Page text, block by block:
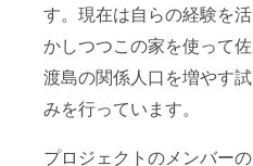
す。現在は自らの経験を活
かしつつこの家を使って佐
渡島の関係人口を増やす試
みを行っています。
プロジェクトのメンバーの